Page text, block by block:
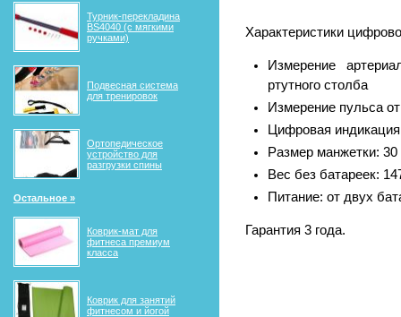
Турник-перекладина
BS4040 (с мягкими
ручками)
Подвесная система
для тренировок
Ортопедическое
устройство для
разгрузки спины
Остальное »
Коврик-мат для
фитнеса премиум
класса
Коврик для занятий
фитнесом и йогой
Характеристики
Измерение
ртутного столба
Измерение пульса
Цифровая индикация
Размер манжетки:
Вес без батареек:
Питание: от двух
Гарантия 3 года.